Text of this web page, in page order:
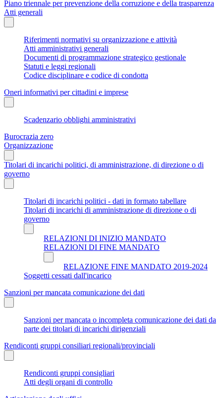
Piano triennale per prevenzione della corruzione e della trasparenza
Atti generali
Riferimenti normativi su organizzazione e attività
Atti amministrativi generali
Documenti di programmazione strategico gestionale
Statuti e leggi regionali
Codice disciplinare e codice di condotta
Oneri informativi per cittadini e imprese
Scadenzario obblighi amministrativi
Burocrazia zero
Organizzazione
Titolari di incarichi politici, di amministrazione, di direzione o di
governo
Titolari di incarichi politici - dati in formato tabellare
Titolari di incarichi di amministrazione di direzione o di
governo
RELAZIONI DI INIZIO MANDATO
RELAZIONI DI FINE MANDATO
RELAZIONE FINE MANDATO 2019-2024
Soggetti cessati dall'incarico
Sanzioni per mancata comunicazione dei dati
Sanzioni per mancata o incompleta comunicazione dei dati da
parte dei titolari di incarichi dirigenziali
Rendiconti gruppi consiliari regionali/provinciali
Rendiconti gruppi consigliari
Atti degli organi di controllo